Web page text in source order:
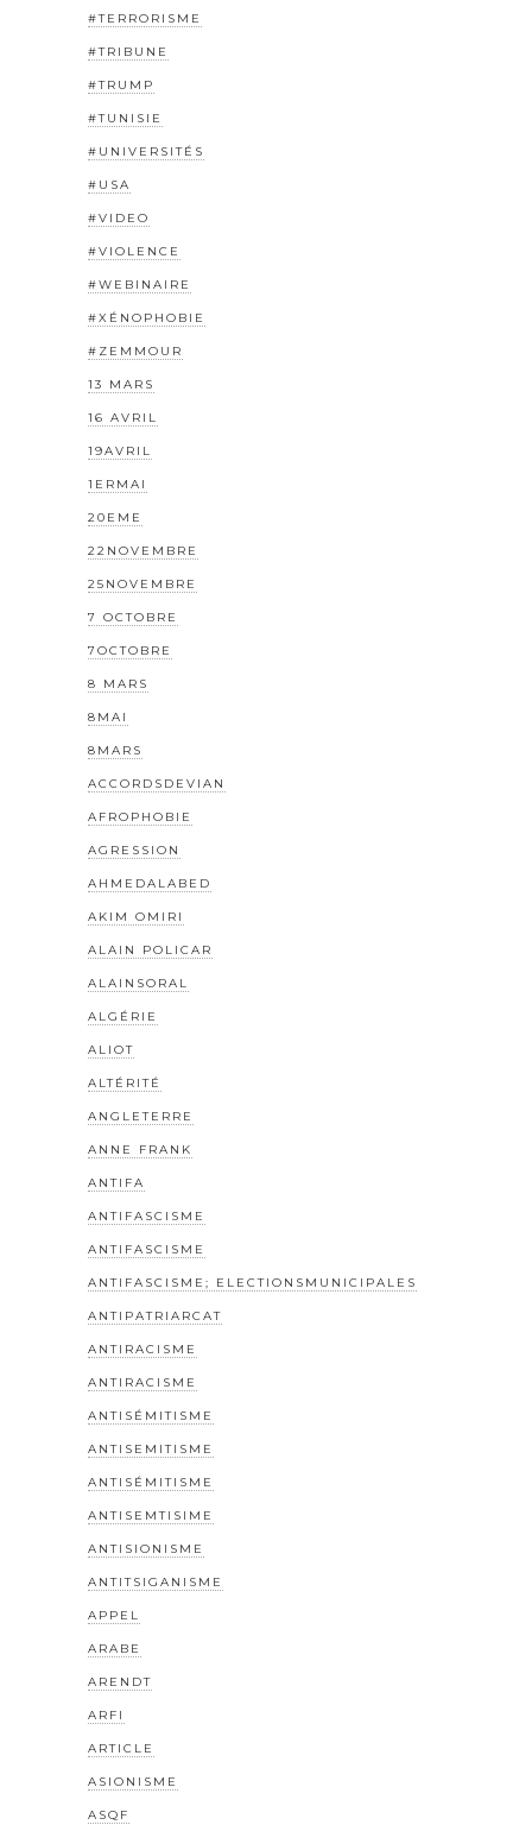
#TERRORISME
#TRIBUNE
#TRUMP
#TUNISIE
#UNIVERSITÉS
#USA
#VIDEO
#VIOLENCE
#WEBINAIRE
#XÉNOPHOBIE
#ZEMMOUR
13 MARS
16 AVRIL
19AVRIL
1ERMAI
20EME
22NOVEMBRE
25NOVEMBRE
7 OCTOBRE
7OCTOBRE
8 MARS
8MAI
8MARS
ACCORDSDEVIAN
AFROPHOBIE
AGRESSION
AHMEDALABED
AKIM OMIRI
ALAIN POLICAR
ALAINSORAL
ALGÉRIE
ALIOT
ALTÉRITÉ
ANGLETERRE
ANNE FRANK
ANTIFA
ANTIFASCISME
ANTIFASCISME
ANTIFASCISME; ELECTIONSMUNICIPALES
ANTIPATRIARCAT
ANTIRACISME
ANTIRACISME
ANTISÉMITISME
ANTISEMITISME
ANTISÉMITISME
ANTISEMTISIME
ANTISIONISME
ANTITSIGANISME
APPEL
ARABE
ARENDT
ARFI
ARTICLE
ASIONISME
ASQF